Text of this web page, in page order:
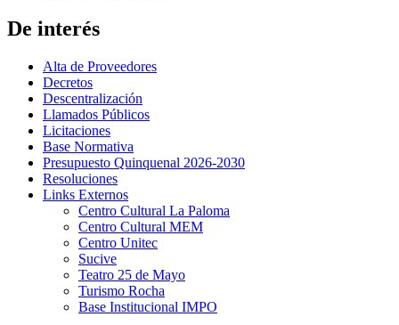
De interés
Alta de Proveedores
Decretos
Descentralización
Llamados Públicos
Licitaciones
Base Normativa
Presupuesto Quinquenal 2026-2030
Resoluciones
Links Externos
Centro Cultural La Paloma
Centro Cultural MEM
Centro Unitec
Sucive
Teatro 25 de Mayo
Turismo Rocha
Base Institucional IMPO